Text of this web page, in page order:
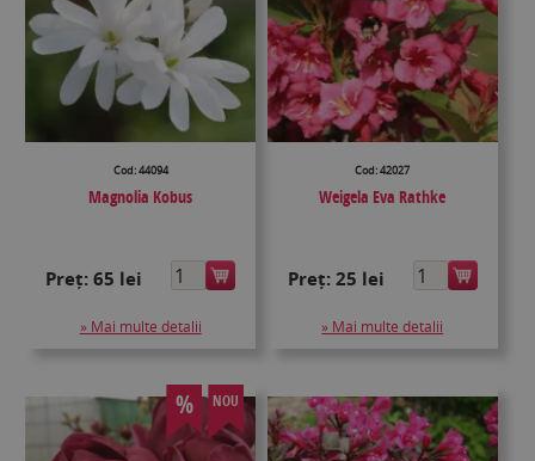
Cod: 44094
Magnolia Kobus
Preț:65 lei
» Mai multe detalii
Cod: 42027
Weigela Eva Rathke
Preț: 25 lei
» Mai multe detalii
% NOU